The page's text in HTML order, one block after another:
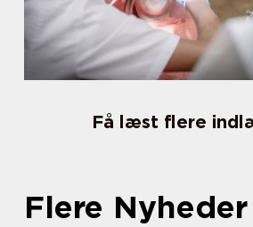
Få læst flere
Flere Nyheder